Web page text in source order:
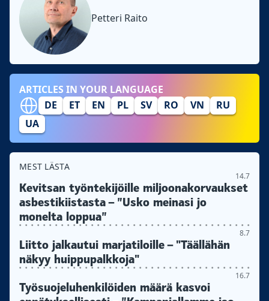
Petteri Raito
ARTICLES IN YOUR LANGUAGE
DE
ET EN PL SV RO VN
RU
UA
MEST LÄSTA
14.7
Kevitsan työntekijöille miljoonakorvaukset
asbestikiistasta – ”Usko meinasi jo
monelta loppua”
8.7
Liitto jalkautui marjatiloille – "Täällähän
näkyy huippupalkkoja"
16.7
Työsuojeluhenkilöiden määrä kasvoi